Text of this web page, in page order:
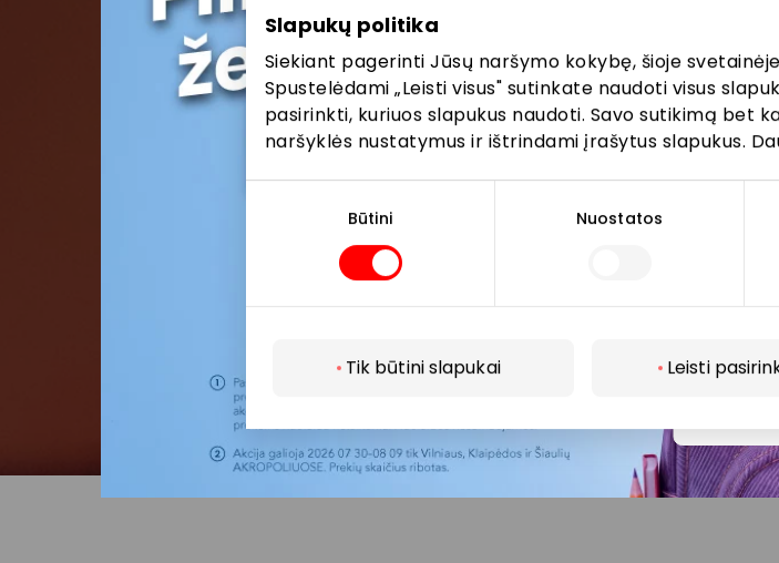
Slapukų politika
Siekiant pagerinti Jūsų naršymo kokybę, šioje
Spustelėdami „Leisti visus" sutinkate naudoti visus
pasirinkti, kuriuos slapukus naudoti. Savo sutikimą bet
naršyklės nustatymus ir ištrindami įrašytus slapukus.
Būtini Nuostatos
Tik būtini slapukai Leisti
Spustelėdamas
privatumas@akropolis.lt.